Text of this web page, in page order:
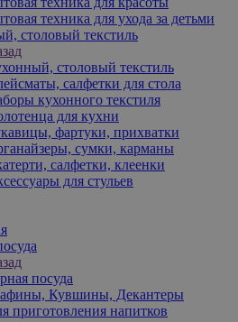
техника для ухода за детьми
столовый текстиль
столовый текстиль
салфетки для стола
кухонного текстиля
для кухни
фартуки, прихватки
сумки, карманы
салфетки, клеенки
для стульев
посуда
Кувшины, Декантеры
приготовления напитков